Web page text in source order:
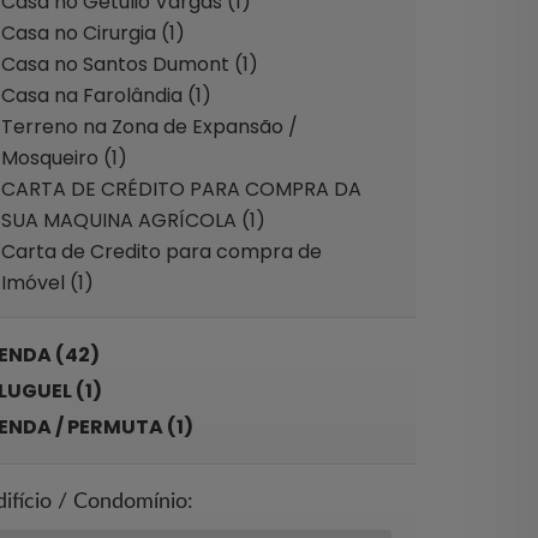
Casa no Cirurgia (1)
Casa no Santos Dumont (1)
Casa na Farolândia (1)
Terreno na Zona de Expansão /
Mosqueiro (1)
CARTA DE CRÉDITO PARA COMPRA DA
SUA MAQUINA AGRÍCOLA (1)
Carta de Credito para compra de
Imóvel (1)
(42)
(1)
/ PERMUTA (1)
/ Condomínio: